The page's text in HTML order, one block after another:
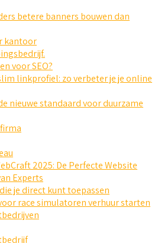
betere banners bouwen dan
kantoor
voor SEO?
linkprofiel: zo verbeter je je online
nieuwe standaard voor duurzame
2025: De Perfecte Website
Experts
je direct kunt toepassen
race simulatoren verhuur starten